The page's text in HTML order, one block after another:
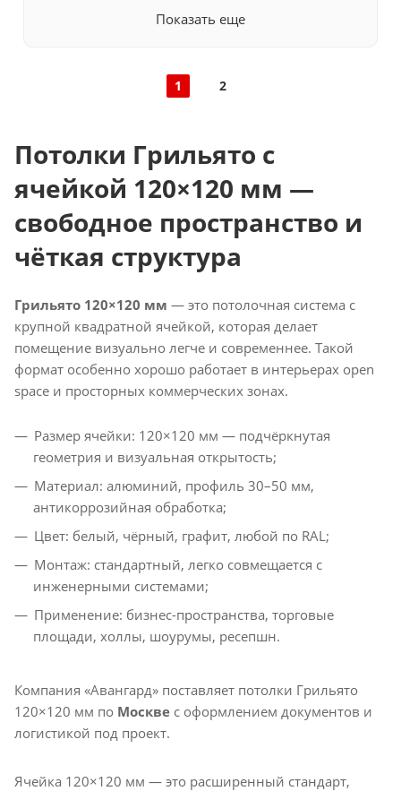
Показать еще
1 2
Потолки Грильято с
ячейкой 120×120 мм —
свободное пространство и
чёткая структура
Грильято 120×120 мм — это потолочная система с
крупной квадратной ячейкой, которая делает
помещение визуально легче и современнее. Такой
формат особенно хорошо работает в интерьерах open
space и просторных коммерческих зонах.
Размер ячейки: 120×120 мм — подчёркнутая
геометрия и визуальная открытость;
Материал: алюминий, профиль 30–50 мм,
антикоррозийная обработка;
Цвет: белый, чёрный, графит, любой по RAL;
Монтаж: стандартный, легко совмещается с
инженерными системами;
Применение: бизнес-пространства, торговые
площади, холлы, шоурумы, ресепшн.
Компания «Авангард» поставляет потолки Грильято
120×120 мм по Москве с оформлением документов и
логистикой под проект.
Ячейка 120×120 мм — это расширенный стандарт,